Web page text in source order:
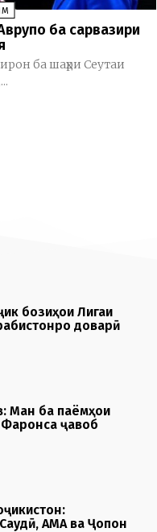
бозиҳои Лигаи
доварӣ
Ман ба паёмҳои
ҷавоб
АМА ва Ҷопон